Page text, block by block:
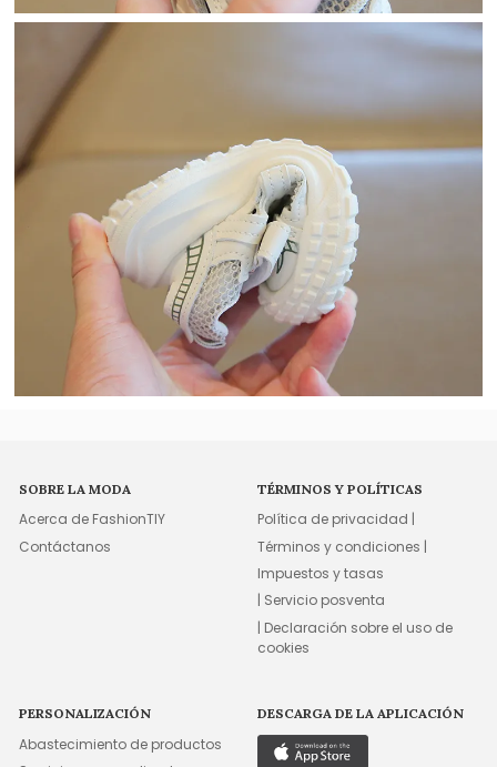
SOBRE LA MODA
Acerca de FashionTIY
Contáctanos
TÉRMINOS Y POLÍTICAS
Política de privacidad |
Términos y condiciones |
Impuestos y tasas
| Servicio posventa
| Declaración sobre el uso de
cookies
PERSONALIZACIÓN
Abastecimiento de productos
DESCARGA DE LA APLICACIÓN